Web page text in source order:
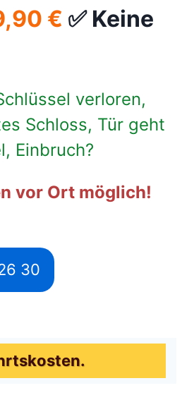
€ ✅ Keine
verloren,
Schloss, Tür geht
Einbruch?
vor Ort möglich!
30